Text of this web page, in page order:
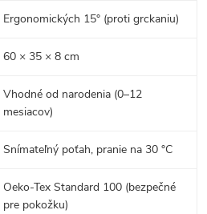
Ergonomických 15° (proti grckaniu)
60 × 35 × 8 cm
Vhodné od narodenia (0–12
mesiacov)
Snímateľný poťah, pranie na 30 °C
Oeko-Tex Standard 100 (bezpečné
pre pokožku)